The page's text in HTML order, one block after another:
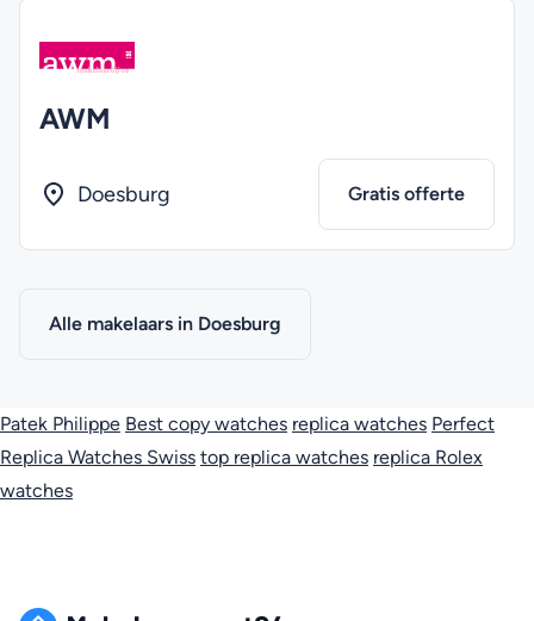
AWM
Doesburg Gratis offerte
Alle makelaars in Doesburg
Patek Philippe Best copy watches replica watches Perfect
Replica Watches Swiss top replica watches replica Rolex
watches